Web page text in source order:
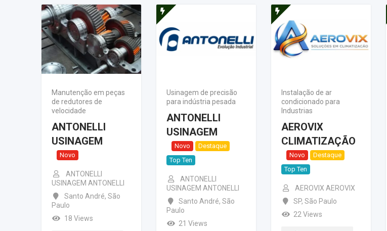
Manutenção em peças
de redutores de
velocidade
ANTONELLI
USINAGEM
Novo
ANTONELLI
USINAGEM ANTONELLI
Santo André, São
Paulo
18 Views
Usinagem de precisão
para indústria pesada
ANTONELLI
USINAGEM
Novo
Destaque
Top Ten
ANTONELLI
USINAGEM ANTONELLI
Santo André, São
Paulo
21 Views
Instalação de ar
condicionado para
Industrias
AEROVIX
CLIMATIZAÇÃO
Novo
Destaque
Top Ten
AEROVIX AEROVIX
SP, São Paulo
22 Views